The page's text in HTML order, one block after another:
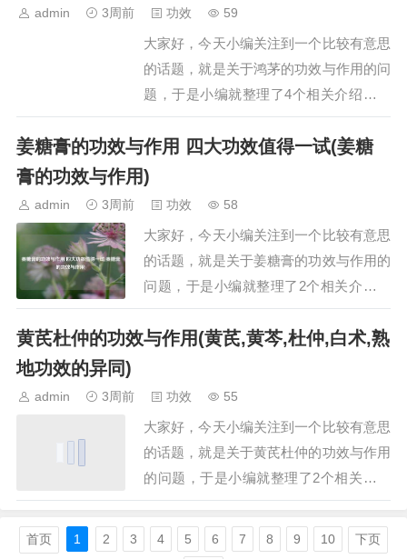
山虎的功效与作用一、爬山虎的药效与作
用爬山虎具有祛风通络、活血解毒的药
效，可治疗风湿关节痛，外用可治疗跌打
损伤、痈疖肿毒…
admin 3周前 功效 59
大家好，今天小编关注到一个比较有意思
的话题，就是关于鸿茅的功效与作用的问
题，于是小编就整理了4个相关介绍鸿茅
的功效与作用的解答，让我们一起看看
吧。文章目录：药材鸿茅野生鸿茅什么样
鸿茅植物长的什么样看看图片野生鸿茅什
么样一、药材鸿茅药材鸿茅，又称大青，
属植物鸿茅（学…
姜糖膏的功效与作用 四大功效值得一试(姜糖
膏的功效与作用)
admin 3周前 功效 58
大家好，今天小编关注到一个比较有意思
的话题，就是关于姜糖膏的功效与作用的
问题，于是小编就整理了2个相关介绍姜
糖膏的功效与作用的解答，让我们一起看
看吧。文章目录：姜糖膏的功效与作用
一、姜糖膏的功效与作用 四大功效值得
体的营养品，…
黄芪杜仲的功效与作用(黄芪,黄芩,杜仲,白术,熟
地功效的异同)
admin 3周前 功效 55
大家好，今天小编关注到一个比较有意思
的话题，就是关于黄芪杜仲的功效与作用
的问题，于是小编就整理了2个相关介绍
黄芪杜仲的功效与作用的解答，让我们一
起看看吧。文章目录：黄芪杜仲的功效与
作用黄芪,黄芩,杜仲,白术,熟地功效的异同
首页 1 2 3 4 5 6 7 8 9 10 下页